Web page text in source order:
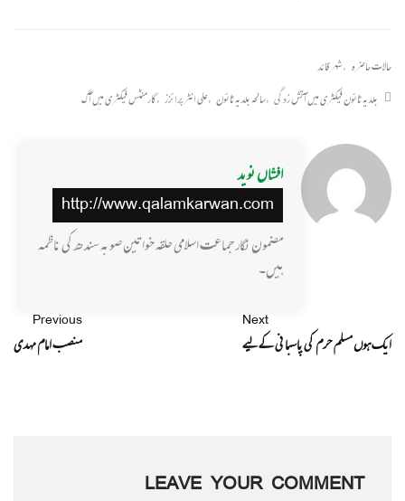
حالات حاضرہ ,شہر قائد
بلدیہ ٹائون فیکٹری میں آتش زدگی ,سانحہ بلدیہ ٹائون ,علی انٹرپرائزز ,گارمنٹس فیکٹری میں آگ
افشاں نوید
http://www.qalamkarwan.com
مضمون نگار جماعت اسلامی حلقہ خواتین صوبہ سندھ کی ناظمہ
ہیں۔
Previous
منصب امام مہدی
Next
ایک ہوں مسلم حرم کی پاسبانی کے لیے
LEAVE YOUR COMMENT